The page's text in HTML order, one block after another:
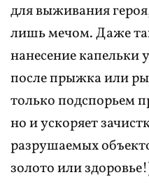
для выживания
лишь мечом. Даже
нанесение капельки
после прыжка или
только подспорьем
но и ускоряет
разрушаемых
золото или